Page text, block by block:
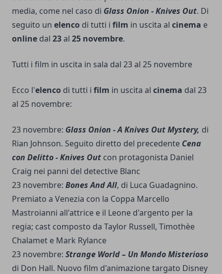
media, come nel caso di Glass Onion - Knives Out. Di
seguito un elenco di tutti i film in uscita al cinema e
online dal 23al 25 novembre.
Tutti i film in uscita in sala dal 23 al 25 novembre
Ecco l'elenco di tutti i film in uscita al cinema dal 23
al 25 novembre:
23 novembre: Glass Onion - A Knives Out Mystery, di
Rian Johnson. Seguito diretto del precedente Cena
con Delitto - Knives Out con protagonista Daniel
Craig nei panni del detective Blanc
23 novembre: Bones And All, di Luca Guadagnino.
Premiato a Venezia con la Coppa Marcello
Mastroianni all'attrice e il Leone d'argento per la
regia; cast composto da Taylor Russell, Timothèe
Chalamet e Mark Rylance
23 novembre: Strange World – Un Mondo Misterioso
di Don Hall. Nuovo film d'animazione targato Disney